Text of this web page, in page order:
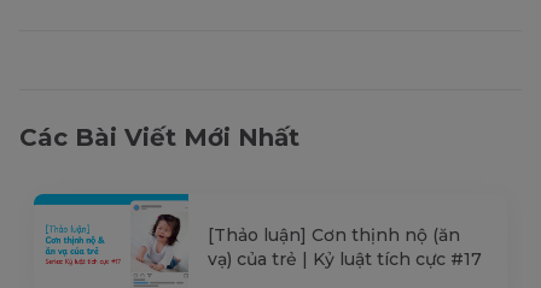
Các Bài Viết Mới Nhất
[Thảo luận] Cơn thịnh nộ (ăn
vạ) của trẻ | Kỷ luật tích cực #17